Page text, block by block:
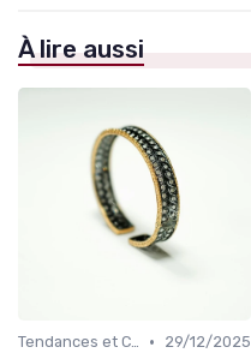
À lire aussi
Tendances et Conseils de Style •
29/12/2025